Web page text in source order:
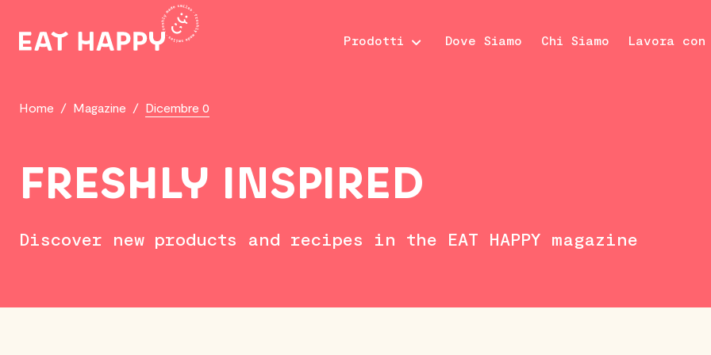
MAIN
Prodotti Dove Siamo Chi Siamo Lavora
Home / Magazine / Dicembre 0
FRESHLY INSPIRED
Discover new products and recipes in the EAT HAPPY magazine